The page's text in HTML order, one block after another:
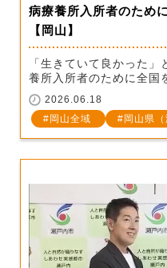
病療養所入所者のため
【岡山】
「生きていて良かった
養所入所者のために全国
2026.06.18
岡山全域
岡山県（